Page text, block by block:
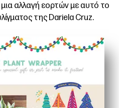
αλλαγή εορτών με αυτό το
της Dariela Cruz.
για εκτύπωση - απλά εκτυπώνετε,
τα παιδιά - μια γρήγορη
- κόβετε σε μέγεθος για να
- μπορείτε να